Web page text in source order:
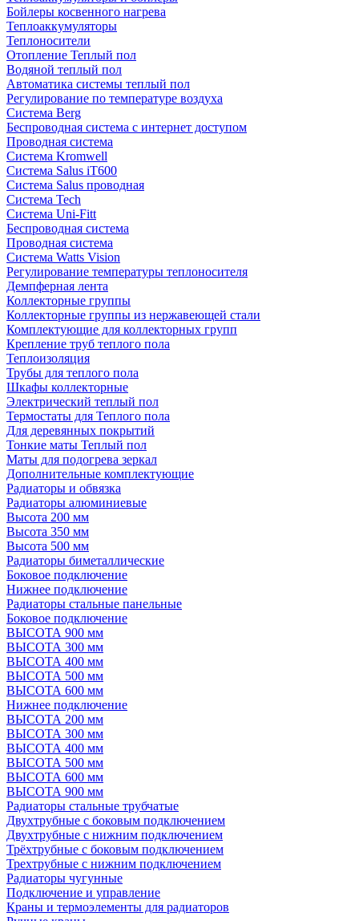
Бойлеры косвенного нагрева
Теплоаккумуляторы
Теплоносители
Отопление Теплый пол
Водяной теплый пол
Автоматика системы теплый пол
Регулирование по температуре воздуха
Система Berg
Беспроводная система с интернет доступом
Проводная система
Система Kromwell
Система Salus iT600
Система Salus проводная
Система Tech
Система Uni-Fitt
Беспроводная система
Проводная система
Система Watts Vision
Регулирование температуры теплоносителя
Демпферная лента
Коллекторные группы
Коллекторные группы из нержавеющей стали
Комплектующие для коллекторных групп
Крепление труб теплого пола
Теплоизоляция
Трубы для теплого пола
Шкафы коллекторные
Электрический теплый пол
Термостаты для Теплого пола
Для деревянных покрытий
Тонкие маты Теплый пол
Маты для подогрева зеркал
Дополнительные комплектующие
Радиаторы и обвязка
Радиаторы алюминиевые
Высота 200 мм
Высота 350 мм
Высота 500 мм
Радиаторы биметаллические
Боковое подключение
Нижнее подключение
Радиаторы стальные панельные
Боковое подключение
ВЫСОТА 900 мм
ВЫСОТА 300 мм
ВЫСОТА 400 мм
ВЫСОТА 500 мм
ВЫСОТА 600 мм
Нижнее подключение
ВЫСОТА 200 мм
ВЫСОТА 300 мм
ВЫСОТА 400 мм
ВЫСОТА 500 мм
ВЫСОТА 600 мм
ВЫСОТА 900 мм
Радиаторы стальные трубчатые
Двухтрубные с боковым подключением
Двухтрубные с нижним подключением
Трёхтрубные с боковым подключением
Трехтрубные с нижним подключением
Радиаторы чугунные
Подключение и управление
Краны и термоэлементы для радиаторов